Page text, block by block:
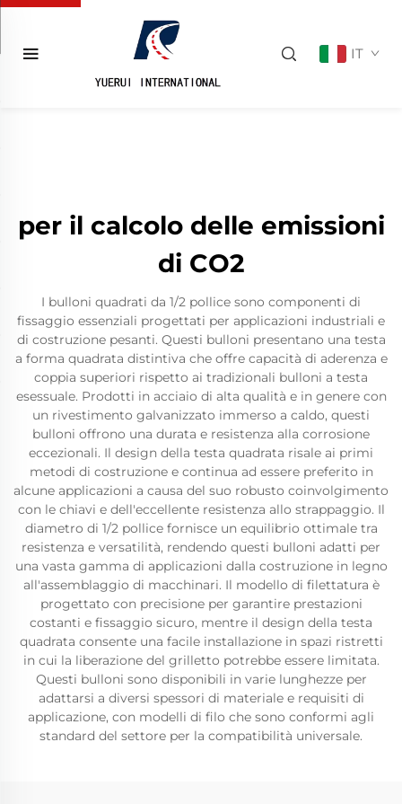
IT
per il calcolo delle emissioni
di CO2
I bulloni quadrati da 1/2 pollice sono componenti di
fissaggio essenziali progettati per applicazioni industriali e
di costruzione pesanti. Questi bulloni presentano una testa
a forma quadrata distintiva che offre capacità di aderenza e
coppia superiori rispetto ai tradizionali bulloni a testa
esessuale. Prodotti in acciaio di alta qualità e in genere con
un rivestimento galvanizzato immerso a caldo, questi
bulloni offrono una durata e resistenza alla corrosione
eccezionali. Il design della testa quadrata risale ai primi
metodi di costruzione e continua ad essere preferito in
alcune applicazioni a causa del suo robusto coinvolgimento
con le chiavi e dell'eccellente resistenza allo strappaggio. Il
diametro di 1/2 pollice fornisce un equilibrio ottimale tra
resistenza e versatilità, rendendo questi bulloni adatti per
una vasta gamma di applicazioni dalla costruzione in legno
all'assemblaggio di macchinari. Il modello di filettatura è
progettato con precisione per garantire prestazioni
costanti e fissaggio sicuro, mentre il design della testa
quadrata consente una facile installazione in spazi ristretti
in cui la liberazione del grilletto potrebbe essere limitata.
Questi bulloni sono disponibili in varie lunghezze per
adattarsi a diversi spessori di materiale e requisiti di
applicazione, con modelli di filo che sono conformi agli
standard del settore per la compatibilità universale.